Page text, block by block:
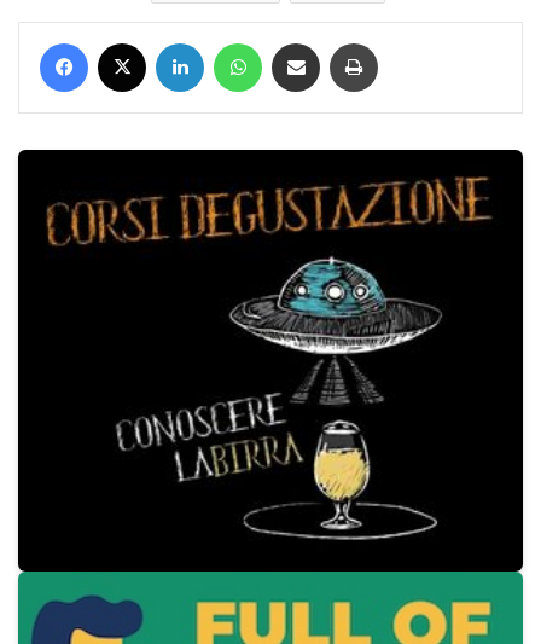
Facebook LinkedIn WhatsApp Condividi via mail